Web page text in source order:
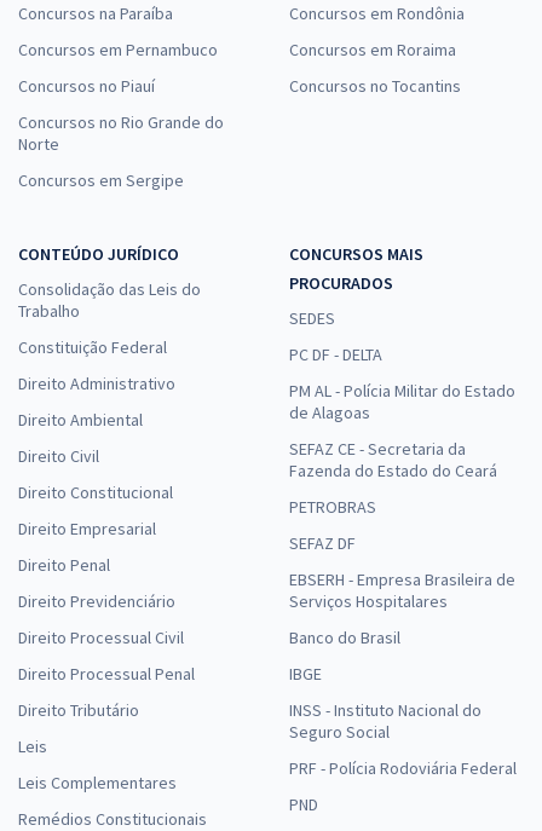
Concursos na Paraíba
Concursos em Pernambuco
Concursos no Piauí
Concursos no Rio Grande do
Norte
Concursos em Sergipe
Concursos em Rondônia
Concursos em Roraima
Concursos no Tocantins
CONTEÚDO JURÍDICO
Consolidação das Leis do
Trabalho
Constituição Federal
Direito Administrativo
Direito Ambiental
Direito Civil
Direito Constitucional
Direito Empresarial
Direito Penal
Direito Previdenciário
Direito Processual Civil
Direito Processual Penal
Direito Tributário
Leis
Leis Complementares
Remédios Constitucionais
CONCURSOS MAIS
PROCURADOS
SEDES
PC DF - DELTA
PM AL - Polícia Militar do Estado
de Alagoas
SEFAZ CE - Secretaria da
Fazenda do Estado do Ceará
PETROBRAS
SEFAZ DF
EBSERH - Empresa Brasileira de
Serviços Hospitalares
Banco do Brasil
IBGE
INSS - Instituto Nacional do
Seguro Social
PRF - Polícia Rodoviária Federal
PND